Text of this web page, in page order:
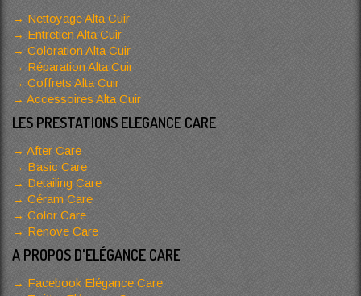
Nettoyage Alta Cuir
Entretien Alta Cuir
Coloration Alta Cuir
Réparation Alta Cuir
Coffrets Alta Cuir
Accessoires Alta Cuir
LES PRESTATIONS ELEGANCE CARE
After Care
Basic Care
Detailing Care
Céram Care
Color Care
Renove Care
A PROPOS D'ELÉGANCE CARE
Facebook Elégance Care